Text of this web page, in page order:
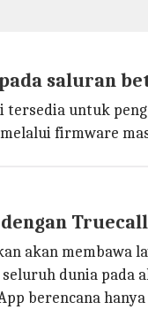
saluran
untuk
firmware
akan
dunia pada
berencana